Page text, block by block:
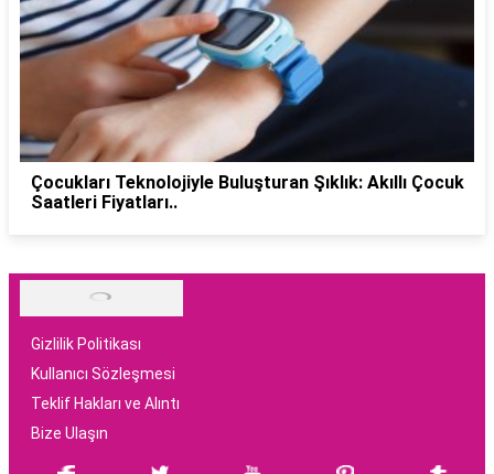
Çocukları Teknolojiyle Buluşturan Şıklık: Akıllı Çocuk
Saatleri Fiyatları..
Gizlilik Politikası
Kullanıcı Sözleşmesi
Teklif Hakları ve Alıntı
Bize Ulaşın